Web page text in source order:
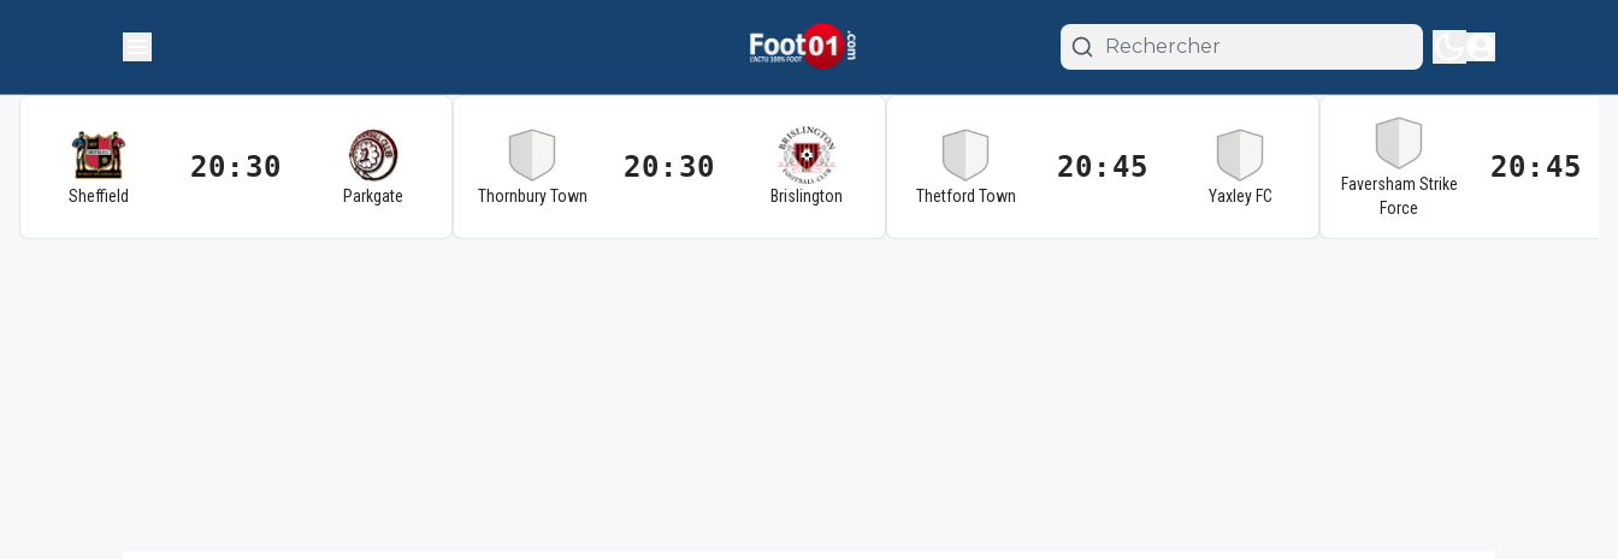
Sheffield
20:30
Parkgate Thornbury Town
20:30
Brislington Thetford Town
20:45
Yaxley FC
Faversham Strike
Force
20:45